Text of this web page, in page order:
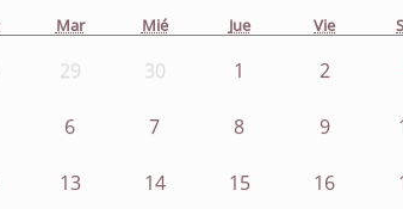
Mar Mié Jue Vie
29 30 1 2
6 7 8 9
13 14 15 16